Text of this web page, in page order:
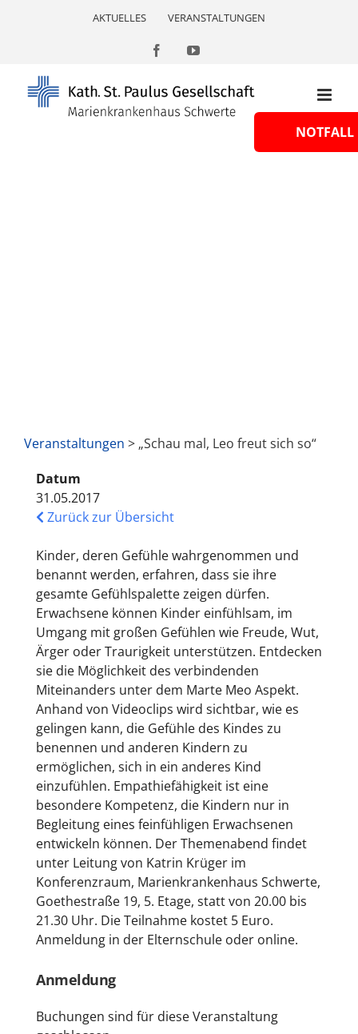
AKTUELLES VERANSTALTUNGEN
FacebookYouTube
Veranstaltungen > „Schau mal, Leo freut sich so“
Datum
31.05.2017
Zurück zur Übersicht
Kinder, deren Gefühle wahrgenommen und
benannt werden, erfahren, dass sie ihre
gesamte Gefühlspalette zeigen dürfen.
Erwachsene können Kinder einfühlsam, im
Umgang mit großen Gefühlen wie Freude, Wut,
Ärger oder Traurigkeit unterstützen. Entdecken
sie die Möglichkeit des verbindenden
Miteinanders unter dem Marte Meo Aspekt.
Anhand von Videoclips wird sichtbar, wie es
gelingen kann, die Gefühle des Kindes zu
benennen und anderen Kindern zu
ermöglichen, sich in ein anderes Kind
einzufühlen. Empathiefähigkeit ist eine
besondere Kompetenz, die Kindern nur in
Begleitung eines feinfühligen Erwachsenen
entwickeln können. Der Themenabend findet
unter Leitung von Katrin Krüger im
Konferenzraum, Marienkrankenhaus Schwerte,
Goethestraße 19, 5. Etage, statt von 20.00 bis
21.30 Uhr. Die Teilnahme kostet 5 Euro.
Anmeldung in der Elternschule oder online.
Anmeldung
Buchungen sind für diese Veranstaltung
NOTFALL